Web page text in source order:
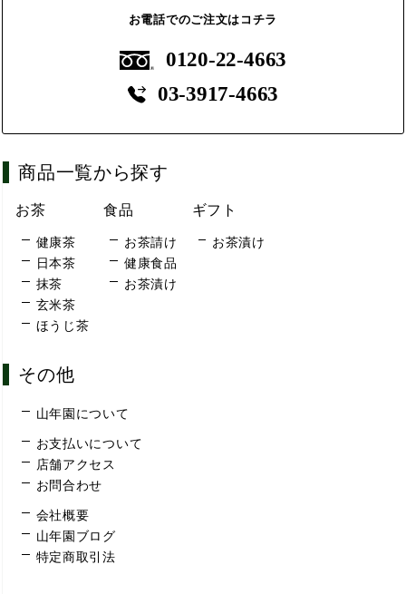
お電話でのご注文はコチラ
0120-22-4663
03-3917-4663
商品一覧から探す
お茶
健康茶
日本茶
抹茶
玄米茶
ほうじ茶
食品
お茶請け
健康食品
お茶漬け
ギフト
お茶漬け
その他
山年園について
お支払いについて
店舗アクセス
お問合わせ
会社概要
山年園ブログ
特定商取引法